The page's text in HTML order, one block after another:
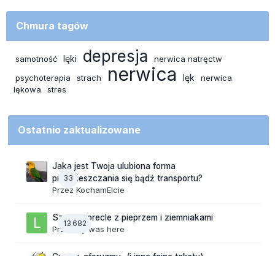
Chmura tagów
samotność lęki depresja
nerwica natręctw
psychoterapia
strach nerwica lęk
nerwica
lękowa
stres
Ostatnio zaktualizowane
33
Jaka jest Twoja ulubiona forma
przemieszczania się bądź transportu?
Przez KochamElcie
13 682
Szalone precle z pieprzem i ziemniakami
Przezlily was here